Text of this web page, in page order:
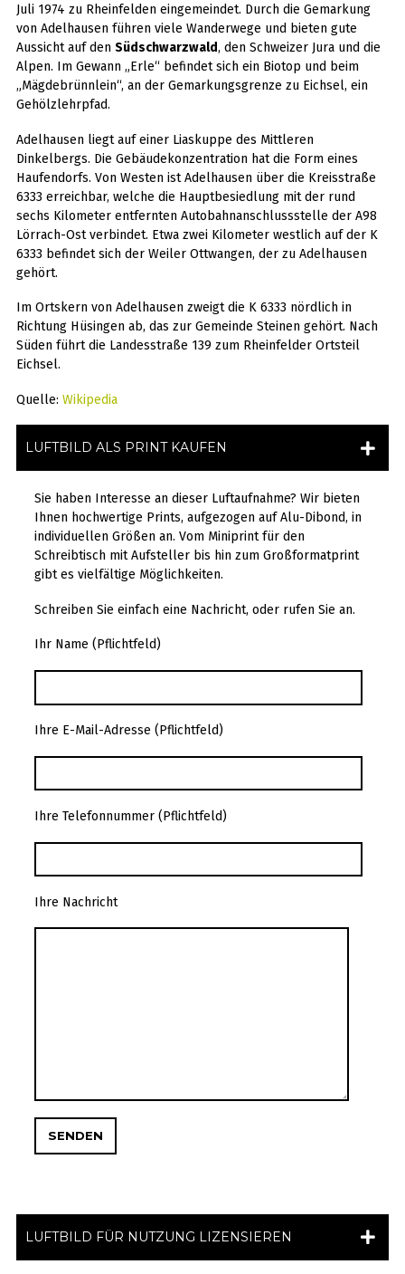
Juli 1974 zu Rheinfelden eingemeindet. Durch die Gemarkung
von Adelhausen führen viele Wanderwege und bieten gute
Aussicht auf den Südschwarzwald, den Schweizer Jura und die
Alpen. Im Gewann „Erle“ befindet sich ein Biotop und beim
„Mägdebrünnlein“, an der Gemarkungsgrenze zu Eichsel, ein
Gehölzlehrpfad.
Adelhausen liegt auf einer Liaskuppe des Mittleren
Dinkelbergs. Die Gebäudekonzentration hat die Form eines
Haufendorfs. Von Westen ist Adelhausen über die Kreisstraße
6333 erreichbar, welche die Hauptbesiedlung mit der rund
sechs Kilometer entfernten Autobahnanschlussstelle der A98
Lörrach-Ost verbindet. Etwa zwei Kilometer westlich auf der K
6333 befindet sich der Weiler Ottwangen, der zu Adelhausen
gehört.
Im Ortskern von Adelhausen zweigt die K 6333 nördlich in
Richtung Hüsingen ab, das zur Gemeinde Steinen gehört. Nach
Süden führt die Landesstraße 139 zum Rheinfelder Ortsteil
Eichsel.
Quelle: Wikipedia
LUFTBILD ALS PRINT KAUFEN
Sie haben Interesse an dieser Luftaufnahme? Wir bieten
Ihnen hochwertige Prints, aufgezogen auf Alu-Dibond, in
individuellen Größen an. Vom Miniprint für den
Schreibtisch mit Aufsteller bis hin zum Großformatprint
gibt es vielfältige Möglichkeiten.
Schreiben Sie einfach eine Nachricht, oder rufen Sie an.
Ihr Name (Pflichtfeld)
Ihre E-Mail-Adresse (Pflichtfeld)
Ihre Telefonnummer (Pflichtfeld)
Ihre Nachricht
LUFTBILD FÜR NUTZUNG LIZENSIEREN